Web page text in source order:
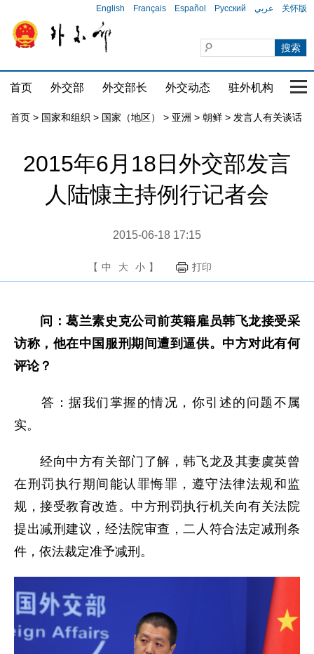
English Français Español Русский عربي 关怀版
首页 外交部 外交部长 外交动态 驻外机构 国
首页 > 国家和组织 > 国家（地区） > 亚洲 > 朝鲜 > 发言人有关谈话
2015年6月18日外交部发言
人陆慷主持例行记者会
2015-06-18 17:15
【 中 大 小 】 打印
问：葛兰素史克公司前英籍雇员韩飞龙接受采
访称，他在中国服刑期间遭到逼供。中方对此有何
评论？
答：据我们掌握的情况，你引述的问题不属
实。
经向中方有关部门了解，韩飞龙及其妻虞英曾
在刑罚执行期间能认罪悔罪，遵守法律法规和监
规，接受教育改造。中方刑罚执行机关向有关法院
提出减刑建议，经法院审查，二人符合法定减刑条
件，依法裁定准予减刑。